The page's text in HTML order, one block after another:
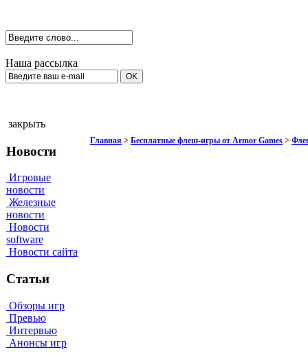
Наша рассылка
закрыть
Новости
Игровые
новости
Железные
новости
Новости
software
Новости сайта
Статьи
Обзоры игр
Превью
Интервью
Анонсы игр
Главная > Бесплатные флеш-игры от Armor Games >